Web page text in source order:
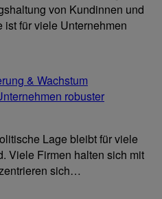
von Kundinnen und
ist für viele Unternehmen
& Wachstum
robuster
Lage bleibt für viele
Viele Firmen halten sich mit
sich…